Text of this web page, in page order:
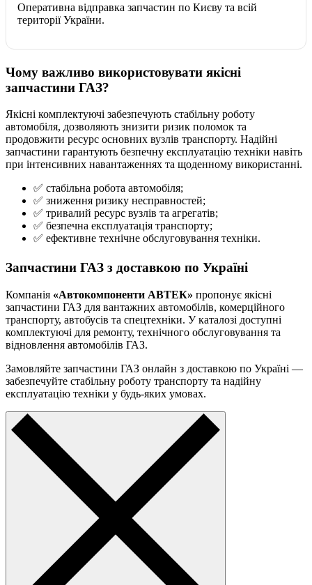
Оперативна відправка запчастин по Києву та всій
території України.
Чому важливо використовувати якісні
запчастини ГАЗ?
Якісні комплектуючі забезпечують стабільну роботу
автомобіля, дозволяють знизити ризик поломок та
продовжити ресурс основних вузлів транспорту. Надійні
запчастини гарантують безпечну експлуатацію техніки навіть
при інтенсивних навантаженнях та щоденному використанні.
✅ стабільна робота автомобіля;
✅ зниження ризику несправностей;
✅ тривалий ресурс вузлів та агрегатів;
✅ безпечна експлуатація транспорту;
✅ ефективне технічне обслуговування техніки.
Запчастини ГАЗ з доставкою по Україні
Компанія «Автокомпоненти АВТЕК» пропонує якісні
запчастини ГАЗ для вантажних автомобілів, комерційного
транспорту, автобусів та спецтехніки. У каталозі доступні
комплектуючі для ремонту, технічного обслуговування та
відновлення автомобілів ГАЗ.
Замовляйте запчастини ГАЗ онлайн з доставкою по Україні —
забезпечуйте стабільну роботу транспорту та надійну
експлуатацію техніки у будь-яких умовах.